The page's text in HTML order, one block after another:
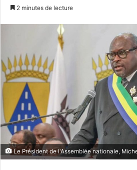
o
u
r
i
2 minutes de lecture
Le Président de l'Assemblée nationale,